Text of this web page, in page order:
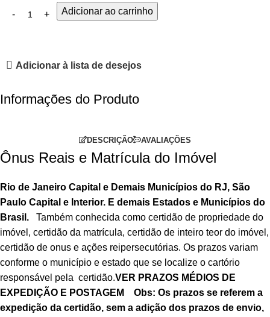
Adicionar ao carrinho
Adicionar à lista de desejos
Informações do Produto
DESCRIÇÃO AVALIAÇÕES
Ônus Reais e Matrícula do Imóvel
Rio de Janeiro Capital e Demais Municípios do RJ, São
Paulo Capital e Interior. E demais Estados e Municípios do
Brasil.
Também conhecida como certidão de propriedade do
imóvel, certidão da matrícula, certidão de inteiro teor do imóvel,
certidão de onus e ações reipersecutórias. Os prazos variam
conforme o município e estado que se localize o cartório
responsável pela certidão.VER PRAZOS MÉDIOS DE
EXPEDIÇÃO E POSTAGEM
Obs: Os prazos se referem a
expedição da certidão, sem a adição dos prazos de envio,